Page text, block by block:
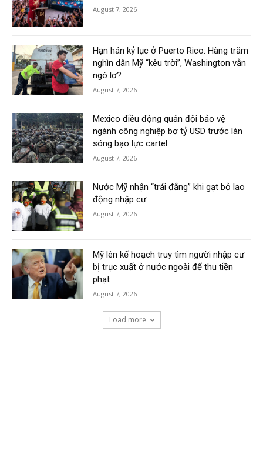
August 7, 2026
Hạn hán kỷ lục ở Puerto Rico: Hàng trăm
nghìn dân Mỹ “kêu trời”, Washington vẫn
ngó lơ?
August 7, 2026
Mexico điều động quân đội bảo vệ
ngành công nghiệp bơ tỷ USD trước làn
sóng bạo lực cartel
August 7, 2026
Nước Mỹ nhận “trái đắng” khi gạt bỏ lao
động nhập cư
August 7, 2026
Mỹ lên kế hoạch truy tìm người nhập cư
bị trục xuất ở nước ngoài để thu tiền
phạt
August 7, 2026
Load more